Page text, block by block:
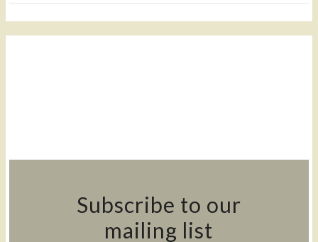
Subscribe to our
mailing list